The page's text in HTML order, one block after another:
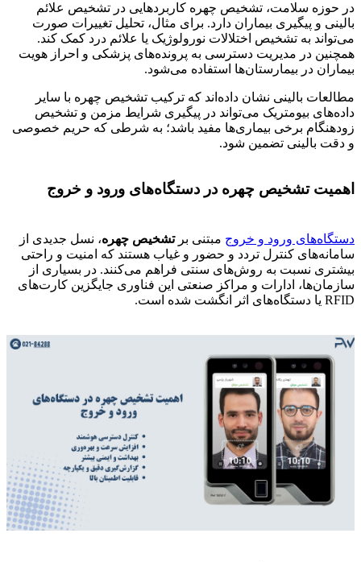
در حوزه سلامت، تشخیص چهره کاربردهایی در تشخیص علائم
بالینی و پیگیری بیماران دارد. برای مثال، تحلیل تغییرات صورت
می‌تواند به تشخیص اختلالات نورولوژیک یا علائم درد کمک کند.
همچنین در مدیریت دسترسی به پرونده‌های پزشکی و احراز هویت
بیماران در بیمارستان‌ها استفاده می‌شود.
مطالعات بالینی نشان داده‌اند که ترکیب تشخیص چهره با سایر
داده‌های بیومتریک می‌تواند در پیگیری شرایط مزمن و تشخیص
زودهنگام برخی بیماری‌ها مفید باشد؛ به شرطی که حریم خصوصی
و دقت بالینی تضمین شود.
اهمیت تشخیص چهره در دستگاه‌های ورود و خروج
دستگاه‌های ورود و خروج مبتنی برتشخیص چهره، نسل جدیدی از
سامانه‌های کنترل تردد و حضور و غیاب هستند که امنیت و راحتی
بیشتری نسبت به روش‌های سنتی فراهم می‌کنند. در بسیاری از
سازمان‌ها، ادارات و مراکز صنعتی این فناوری جایگزین کارت‌های
RFID یا دستگاه‌های اثر انگشت شده است.